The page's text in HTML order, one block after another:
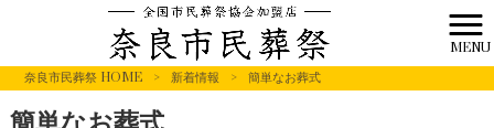
MENU
奈良市民葬祭 HOME
> 新着情報 > 簡単なお葬式